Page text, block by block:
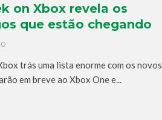
on Xbox revela os
que estão chegando
trás uma lista enorme com os novos
em breve ao Xbox One e...